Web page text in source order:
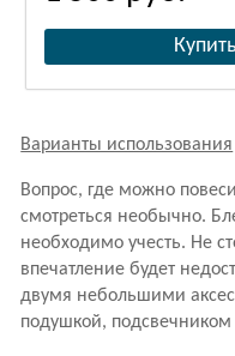
Варианты использования
Вопрос, где можно
смотреться необычно.
необходимо учесть. Не
впечатление будет
двумя небольшими
подушкой, подсвечником